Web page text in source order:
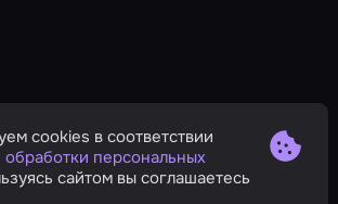
cookies в соответствии
обработки персональных
сайтом вы соглашаетесь